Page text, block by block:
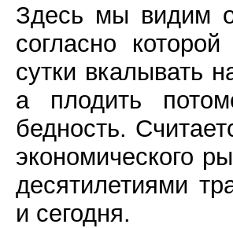
Здесь мы видим
согласно
сутки вкалывать
а плодить
бедность.
экономического
десятилетиями
и сегодня.